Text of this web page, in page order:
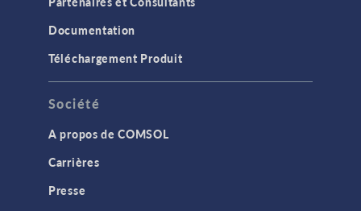
Documentation
Téléchargement Produit
Société
A propos de COMSOL
Carrières
Presse